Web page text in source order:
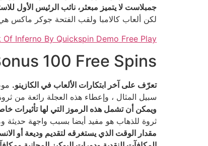
جمبلاست لا يتميز مبعثر، نائب الرئيس الأول
لكن ألعاب كالامبا ولقب الفتحة جوكر ماكس هي بالتأكيد ليست
Of Inferno By Quickspin Demo Free Play
100 Free Spins
تعرّف على آخر ابتكارات الألعاب في الكازينو.
سبيل المثال ، وإعطاء هذه العجلة رائعة من
ويمكن أن تشمل هذه الرموز التي لها تأثيرات
ثروة للذهاب هو مفيد أيضا بسبب واجهة حديثة ومعالجة
مقدار الوقت الذي يستغرقه لتقديم وديعة أو